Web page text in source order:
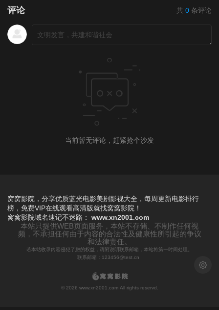
评论 共 0 条评论
当前暂无评论，赶紧抢个沙发
浅色模
窝窝影院，分享优质蓝光电影美剧影视大全，每周更新电影排行
榜，免费VIP在线观看高清版就找窝窝影院！
窝窝影院域名速记不迷路： www.xn2001.com
本站只提供WEB页面服务，本站不存储、不制作任何视
频，不承担任何由于内容的合法性及健康性所引起的争议
和法律责任。
若本站收录内容侵犯了您的权益，请附说明联系邮箱，本站将第一时间处理。
联系邮箱：123456@test.cn
© 2026 www.xn2001.com All rights reservd.